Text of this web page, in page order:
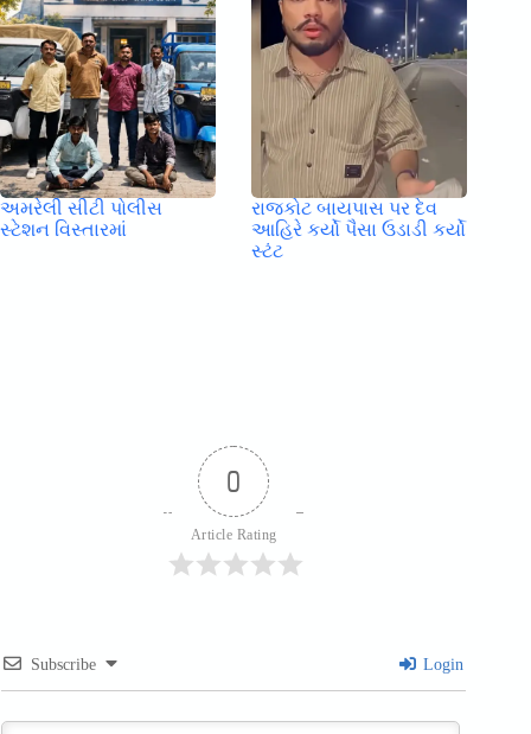
અમરેલી સીટી પોલીસ
સ્ટેશન વિસ્તારમાં
રાજકોટ બાયપાસ પર દેવ
આહિરે કર્યો પૈસા ઉડાડી કર્યો
સ્ટંટ
0
Article Rating
Subscribe Login